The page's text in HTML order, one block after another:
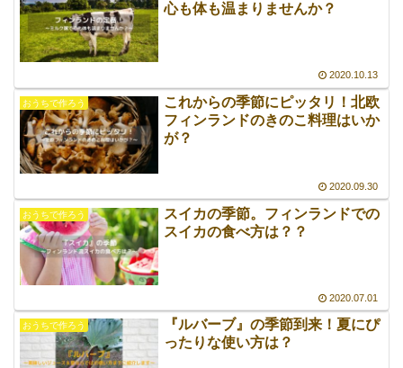
心も体も温まりませんか？
2020.10.13
おうちで作ろう
これからの季節にピッタリ！北欧
フィンランドのきのこ料理はいか
が？
2020.09.30
おうちで作ろう
スイカの季節。フィンランドでの
スイカの食べ方は？？
2020.07.01
おうちで作ろう
『ルバーブ』の季節到来！夏にぴ
ったりな使い方は？